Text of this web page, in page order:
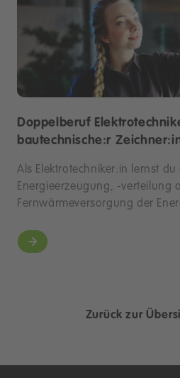
Doppelberuf
bautechnische:r
Als Elektrotechniker:in lernst du
Energieerzeugung, -verteilung
Fernwärmeversorgung der
Zurück zur